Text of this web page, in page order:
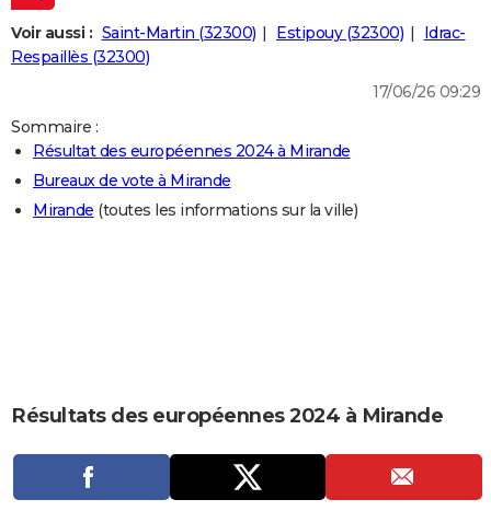
Essais
Réserver un essai
Citadines
Berlines
SUV
Forum auto
+
HIGH-TECH
Mobiles
Meilleur smartphone
Internet
Ordinateurs
Jeux vidéo
Guide high-tech
+
BRICOLAGE
Guides de France
Escapades
Patrimoine
Expositions
Musées
Week-end nature
LIFESTYLE
Art de vivre
Bien-être
Loisirs
Mode
Modes de vie
CARTE DE VOEUX
Carte de Noël
Carte Bonne année
Carte Saint-Valentin
Carte Pâques
Carte d'anniversaire
DICTIONNAIRE
Dictionnaire
Biographies
Citations
Expressions
Proverbes
PROGRAMME TV
Voir aussi : Saint-Martin (32300) Estipouy (32300)
Idrac-
Respaillès (32300)
17/06/26 09:29
Sommaire :
Résultat des européennes 2024 à Mirande
Bureaux de vote à Mirande
Mirande (toutes les informations sur la ville)
Résultats des européennes 2024 à Mirande